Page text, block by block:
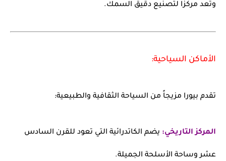
وتعد مركزاً لتصنيع دقيق السمك.
الأماكن السياحية:
تقدم بيورا مزيجاً من السياحة الثقافية والطبيعية:
المركز التاريخي: يضم الكاتدرائية التي تعود للقرن السادس
عشر وساحة الأسلحة الجميلة.